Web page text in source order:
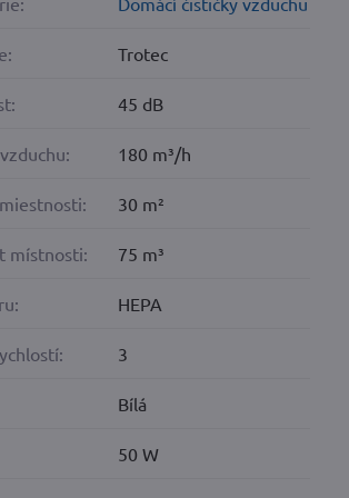
Trotec
45 dB
180 m³/h
30 m²
místnosti: 75 m³
HEPA
3
Bílá
50 W